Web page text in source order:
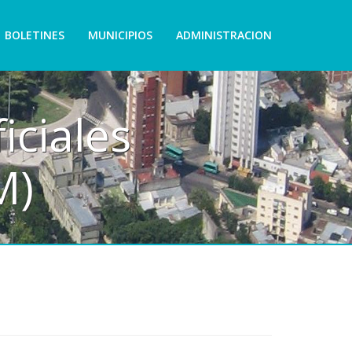
BOLETINES MUNICIPIOS ADMINISTRACION